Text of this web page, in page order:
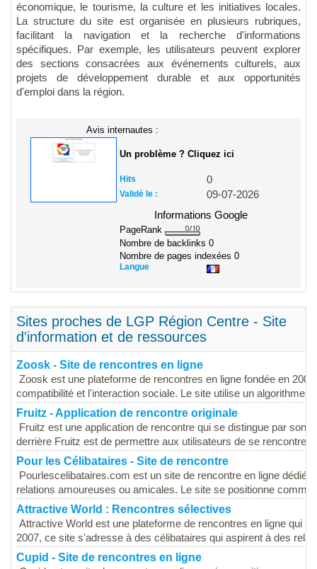
économique, le tourisme, la culture et les initiatives locales.
La structure du site est organisée en plusieurs rubriques,
facilitant la navigation et la recherche d'informations
spécifiques. Par exemple, les utilisateurs peuvent explorer
des sections consacrées aux événements culturels, aux
projets de développement durable et aux opportunités
d'emploi dans la région.
Avis internautes :
Un problème ? Cliquez ici
Hits 0
Validé le :
09-07-2026
Informations Google
PageRank
Nombre de backlinks 0
Nombre de pages indexées 0
Langue
Sites proches de LGP Région Centre - Site
d'information et de ressources
Zoosk - Site de rencontres en ligne
Zoosk est une plateforme de rencontres en ligne fondée en
compatibilité et l'interaction sociale. Le site utilise un algorithme
Fruitz - Application de rencontre originale
Fruitz est une application de rencontre qui se distingue par son
derrière Fruitz est de permettre aux utilisateurs de se rencontrer
Pour les Célibataires - Site de rencontre
Pourlescelibataires.com est un site de rencontre en ligne dédié
relations amoureuses ou amicales. Le site se positionne comme
Attractive World : Rencontres sélectives
Attractive World est une plateforme de rencontres en ligne qui
2007, ce site s'adresse à des célibataires qui aspirent à des
Cupid - Site de rencontres en ligne